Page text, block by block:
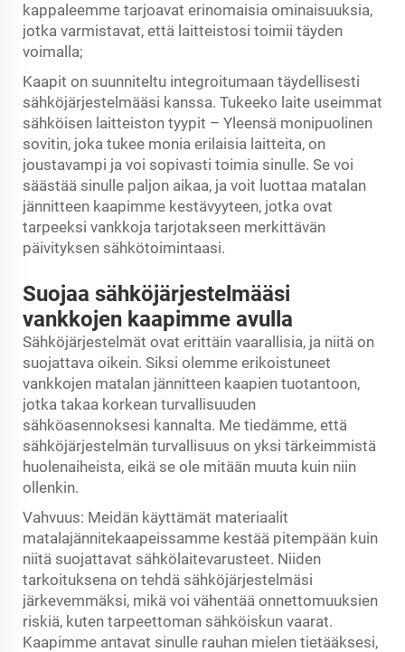
kappaleemme tarjoavat erinomaisia ominaisuuksia,
jotka varmistavat, että laitteistosi toimii täyden
voimalla;
Kaapit on suunniteltu integroitumaan täydellisesti
sähköjärjestelmääsi kanssa. Tukeeko laite useimmat
sähköisen laitteiston tyypit – Yleensä monipuolinen
sovitin, joka tukee monia erilaisia laitteita, on
joustavampi ja voi sopivasti toimia sinulle. Se voi
säästää sinulle paljon aikaa, ja voit luottaa matalan
jännitteen kaapimme kestävyyteen, jotka ovat
tarpeeksi vankkoja tarjotakseen merkittävän
päivityksen sähkötoimintaasi.
Suojaa sähköjärjestelmääsi
vankkojen kaapimme avulla
Sähköjärjestelmät ovat erittäin vaarallisia, ja niitä on
suojattava oikein. Siksi olemme erikoistuneet
vankkojen matalan jännitteen kaapien tuotantoon,
jotka takaa korkean turvallisuuden
sähköasennoksesi kannalta. Me tiedämme, että
sähköjärjestelmän turvallisuus on yksi tärkeimmistä
huolenaiheista, eikä se ole mitään muuta kuin niin
ollenkin.
Vahvuus: Meidän käyttämät materiaalit
matalajännitekaapeissamme kestää pitempään kuin
niitä suojattavat sähkölaitevarusteet. Niiden
tarkoituksena on tehdä sähköjärjestelmäsi
järkevemmäksi, mikä voi vähentää onnettomuuksien
riskiä, kuten tarpeettoman sähköiskun vaarat.
Kaapimme antavat sinulle rauhan mielen tietääksesi,